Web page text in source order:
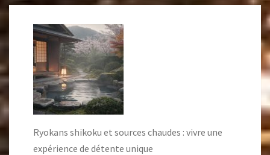
Ryokans shikoku et sources chaudes : vivre une
expérience de détente unique